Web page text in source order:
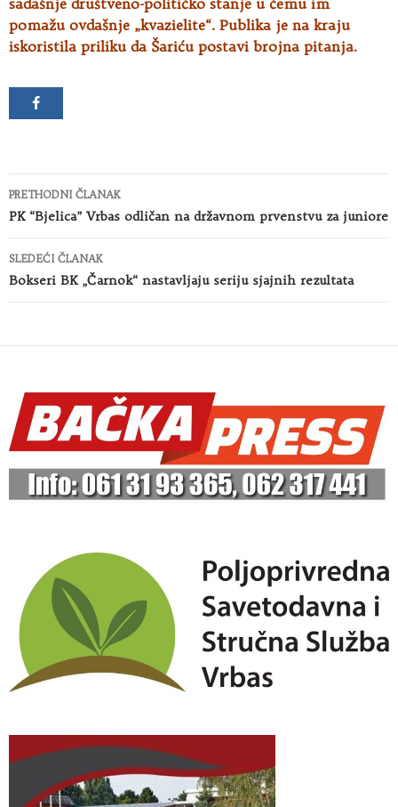
pomažu ovdašnje „kvazielite“. Publika je na kraju
iskoristila priliku da Šariću postavi brojna pitanja.
Kretanje
članaka
PRETHODNI ČLANAK
PK “Bjelica” Vrbas odličan na državnom prvenstvu za juniore
SLEDEĆI ČLANAK
Bokseri BK „Čarnok“ nastavljaju seriju sjajnih rezultata